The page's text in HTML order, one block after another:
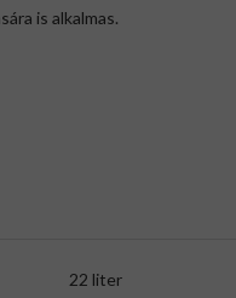
is alkalmas.
22 liter